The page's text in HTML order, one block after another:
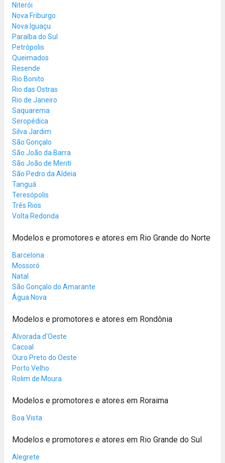
Niterói
Nova Friburgo
Nova Iguaçu
Paraíba do Sul
Petrópolis
Queimados
Resende
Rio Bonito
Rio das Ostras
Rio de Janeiro
Saquarema
Seropédica
Silva Jardim
São Gonçalo
São João da Barra
São João de Meriti
São Pedro da Aldeia
Tanguá
Teresópolis
Três Rios
Volta Redonda
Modelos e promotores e atores em Rio Grande do Norte
Barcelona
Mossoró
Natal
São Gonçalo do Amarante
Água Nova
Modelos e promotores e atores em Rondônia
Alvorada d'Oeste
Cacoal
Ouro Preto do Oeste
Porto Velho
Rolim de Moura
Modelos e promotores e atores em Roraima
Boa Vista
Modelos e promotores e atores em Rio Grande do Sul
Alegrete